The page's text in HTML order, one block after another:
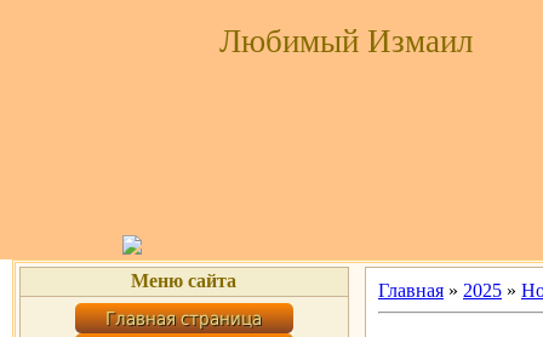
Любимый Измаил
Меню сайта Главная » 2025 »